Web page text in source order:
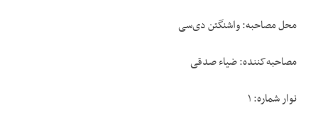
محل مصاحبه: واشنگتن دی‌سی
مصاحبه‌کننده: ضیاء صدقی
نوار شماره: ۱